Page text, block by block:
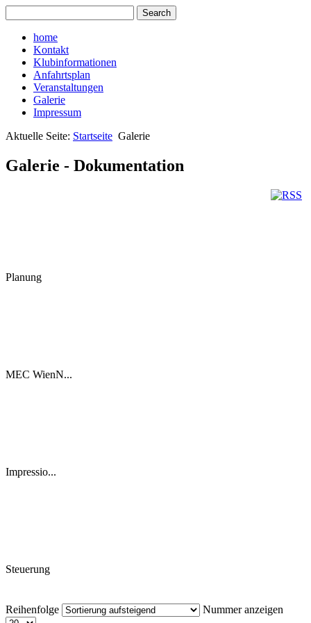
home
Kontakt
Klubinformationen
Anfahrtsplan
Veranstaltungen
Galerie
Impressum
Aktuelle Seite: Startseite Galerie
Galerie - Dokumentation
Planung
MEC WienN...
Impressio...
Steuerung
Reihenfolge Nummer anzeigen